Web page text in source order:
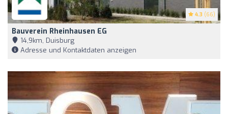
4.3 (66)
Bauverein Rheinhausen EG
14,9km, Duisburg
Adresse und Kontaktdaten anzeigen